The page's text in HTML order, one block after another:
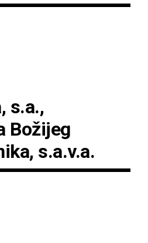
s.a.,
Božijeg
s.a.v.a.